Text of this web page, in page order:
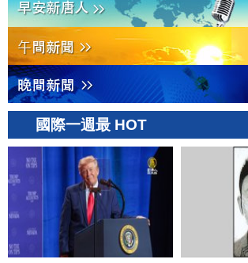
國際一週最 HOT